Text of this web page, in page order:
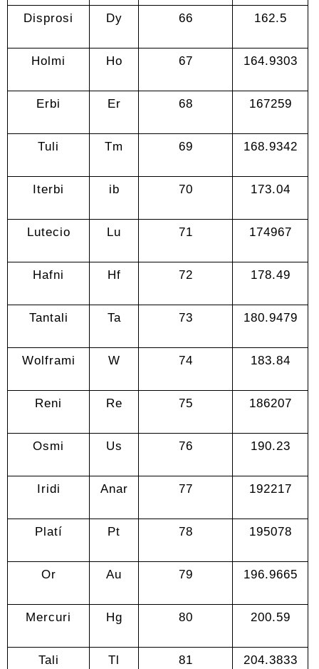
Disprosi Dy 66 162.5
Holmi Ho 67 164.9303
Erbi Er 68 167259
Tuli Tm 69 168.9342
Iterbi ib 70 173.04
Lutecio Lu 71 174967
Hafni Hf 72 178.49
Tantali Ta 73 180.9479
Wolframi W 74 183.84
Reni Re 75 186207
Osmi Us 76 190.23
Iridi Anar 77 192217
Platí Pt 78 195078
Or Au 79 196.9665
Mercuri Hg 80 200.59
Tali Tl 81 204.3833